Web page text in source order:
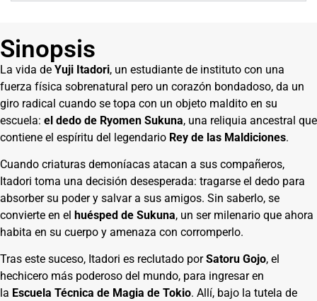
Sinopsis
La vida de Yuji Itadori, un estudiante de instituto con una
fuerza física sobrenatural pero un corazón bondadoso, da un
giro radical cuando se topa con un objeto maldito en su
escuela: el dedo de Ryomen Sukuna, una reliquia ancestral que
contiene el espíritu del legendario Rey de las Maldiciones.
Cuando criaturas demoníacas atacan a sus compañeros,
Itadori toma una decisión desesperada: tragarse el dedo para
absorber su poder y salvar a sus amigos. Sin saberlo, se
convierte en el huésped de Sukuna, un ser milenario que ahora
habita en su cuerpo y amenaza con corromperlo.
Tras este suceso, Itadori es reclutado porSatoru Gojo, el
hechicero más poderoso del mundo, para ingresar en
la Escuela Técnica de Magia de Tokio. Allí, bajo la tutela de